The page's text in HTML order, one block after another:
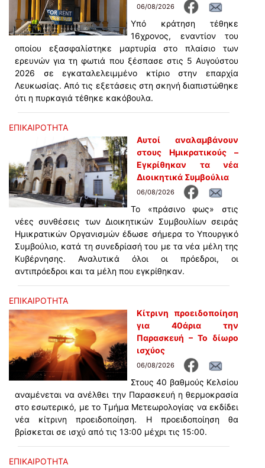
06/08/2026
Υπό κράτηση τέθηκε
16χρονος, εναντίον του
οποίου εξασφαλίστηκε μαρτυρία στο πλαίσιο των
ερευνών για τη φωτιά που ξέσπασε στις 5 Αυγούστου
2026 σε εγκαταλελειμμένο κτίριο στην επαρχία
Λευκωσίας. Από τις εξετάσεις στη σκηνή διαπιστώθηκε
ότι η πυρκαγιά τέθηκε κακόβουλα.
ΕΠΙΚΑΙΡΟΤΗΤΑ
Αυτοί αναλαμβάνουν
στους Ημικρατικούς –
Εγκρίθηκαν τα νέα
Διοικητικά Συμβούλια
06/08/2026
Το «πράσινο φως» στις
νέες συνθέσεις των Διοικητικών Συμβουλίων σειράς
Ημικρατικών Οργανισμών έδωσε σήμερα το Υπουργικό
Συμβούλιο, κατά τη συνεδρίασή του με τα νέα μέλη της
Κυβέρνησης. Αναλυτικά όλοι οι πρόεδροι, οι
αντιπρόεδροι και τα μέλη που εγκρίθηκαν.
ΕΠΙΚΑΙΡΟΤΗΤΑ
Κίτρινη προειδοποίηση
για 40άρια την
Παρασκευή – Το δίωρο
ισχύος
06/08/2026
Στους 40 βαθμούς Κελσίου
αναμένεται να ανέλθει την Παρασκευή η θερμοκρασία
στο εσωτερικό, με το Τμήμα Μετεωρολογίας να εκδίδει
νέα κίτρινη προειδοποίηση. Η προειδοποίηση θα
βρίσκεται σε ισχύ από τις 13:00 μέχρι τις 15:00.
ΕΠΙΚΑΙΡΟΤΗΤΑ